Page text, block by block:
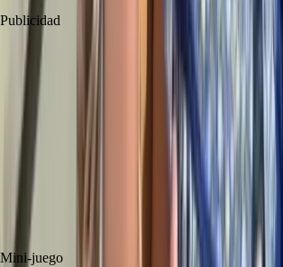
Publicidad
Mini-juego